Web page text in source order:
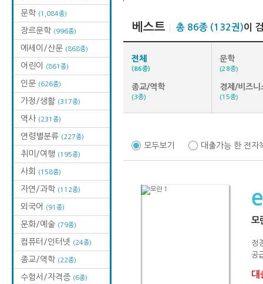
문학 (1,084종)
장르문학 (996종)
에세이/산문 (868종)
어린이 (861종)
인문 (626종)
가정/생활 (317종)
역사 (231종)
연령별분류 (227종)
취미/여행 (195종)
사회 (158종)
자연/과학 (112종)
외국어 (91종)
문화/예술 (79종)
컴퓨터/인터넷 (24종)
종교/역학 (22종)
수험서/자격증 (6종)
베스트 총 86종 (132권)이
전체
(86종)
문학
(28종)
종교/역학
(3종)
경제/비즈니
(15종)
모두보기 대출가능 한 전자
모
정
공
대